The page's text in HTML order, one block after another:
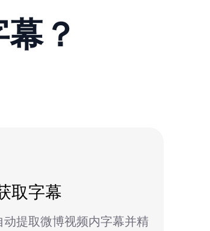
？
取字幕
动提取微博视频内字幕并精